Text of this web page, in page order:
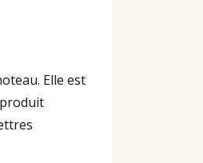
Elle est